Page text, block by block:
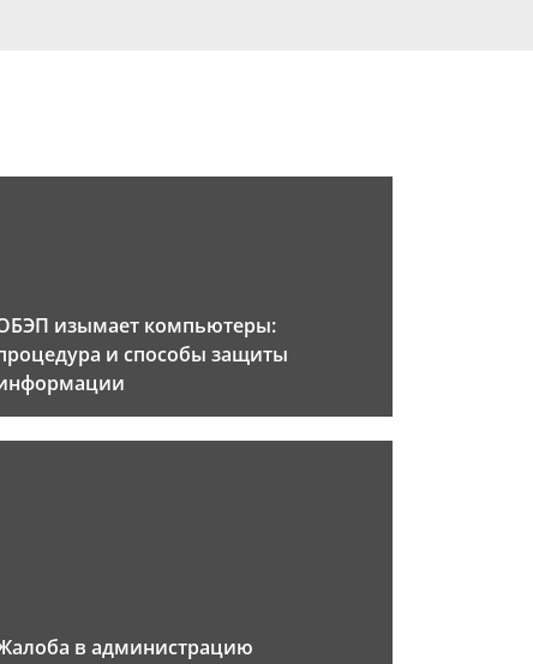
изымает компьютеры:
и способы защиты
в администрацию